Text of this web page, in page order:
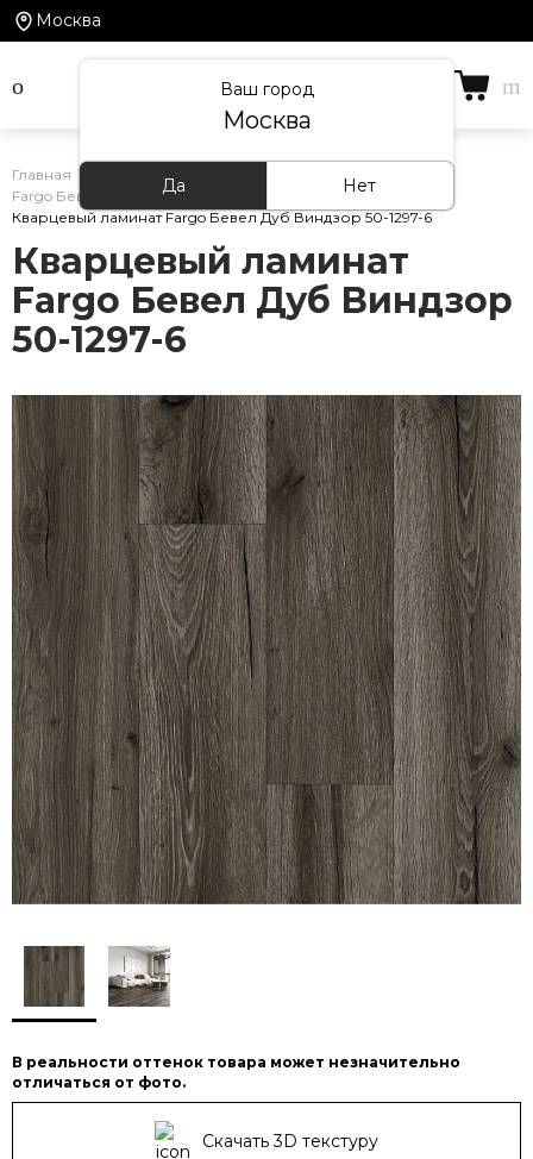
Москва
Ваш город
Москва
Да Нет
Главная Каталог товаров Кварцевый ламинат
Fargo Бевел
Кварцевый ламинат Fargo Бевел Дуб Виндзор 50-1297-6
Кварцевый ламинат
Fargo Бевел Дуб Виндзор
50-1297-6
В реальности оттенок товара может незначительно
отличаться от фото.
Скачать 3D текстуру